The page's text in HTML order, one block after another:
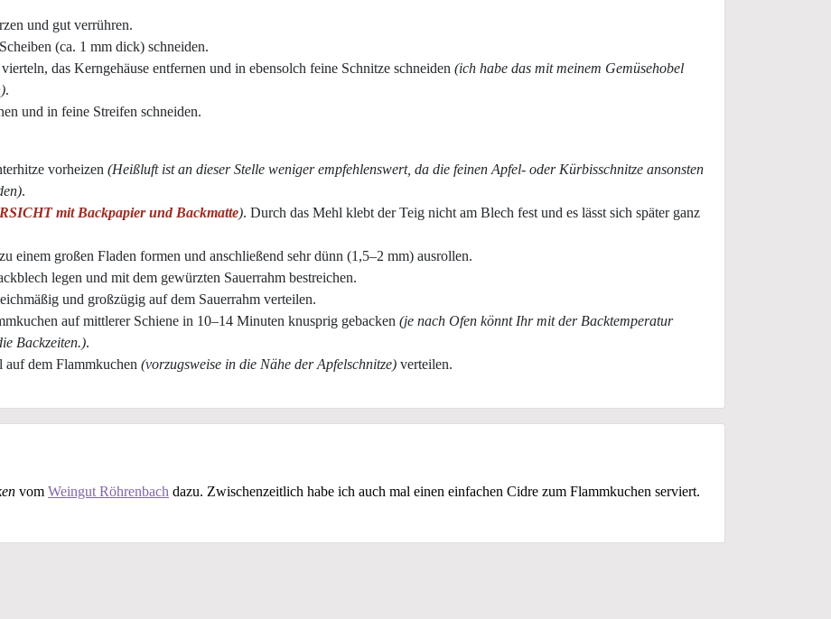
und gut verrühren.
(ca. 1 mm dick) schneiden.
das Kerngehäuse entfernen und in ebensolch feine Schnitze schneiden (ich habe das mit meinem Gemüsehobel
.
und in feine Streifen schneiden.
vorheizen (Heißluft ist an dieser Stelle weniger empfehlenswert, da die feinen Apfel- oder Kürbisschnitze ansonsten
.
mit Backpapier und Backmatte). Durch das Mehl klebt der Teig nicht am Blech fest und es lässt sich später ganz
einem großen Fladen formen und anschließend sehr dünn (1,5–2 mm) ausrollen.
legen und mit dem gewürzten Sauerrahm bestreichen.
und großzügig auf dem Sauerrahm verteilen.
auf mittlerer Schiene in 10–14 Minuten knusprig gebacken (je nach Ofen könnt Ihr mit der Backtemperatur
Backzeiten.).
auf dem Flammkuchen (vorzugsweise in die Nähe der Apfelschnitze) verteilen.
vom Weingut Röhrenbach dazu. Zwischenzeitlich habe ich auch mal einen einfachen Cidre zum Flammkuchen serviert.